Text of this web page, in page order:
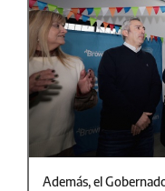
Además, el